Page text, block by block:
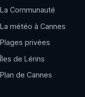
La Communauté
La météo à Cannes
Plages privées
Îles de Lérins
Plan de Cannes